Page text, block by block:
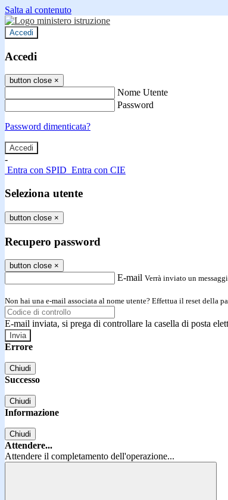
Salta al contenuto
Accedi
Accedi
button close ×
Nome Utente
Password
Password dimenticata?
-
Entra con SPID Entra con CIE
Seleziona utente
button close ×
Recupero password
button close ×
E-mail Verrà inviato un
Non hai una e-mail associata al nome utente? Effettua il reset della
E-mail inviata, si prega di controllare la casella di posta
Errore
Chiudi
Successo
Chiudi
Informazione
Chiudi
Attendere...
Attendere il completamento dell'operazione...